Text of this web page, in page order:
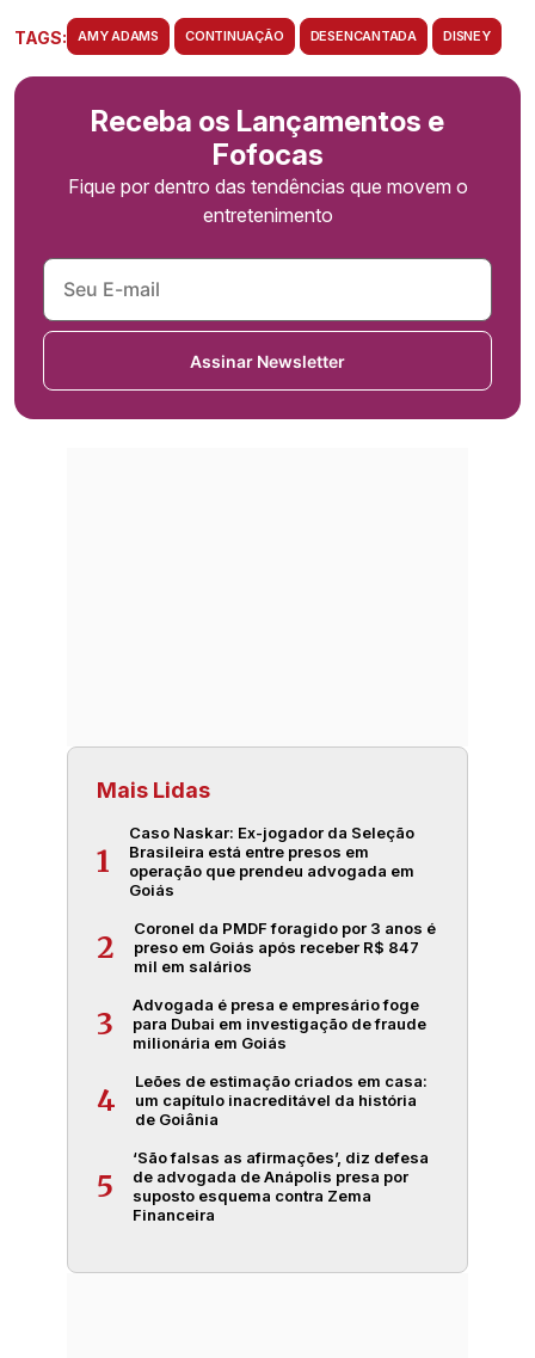
TAGS: AMY ADAMS CONTINUAÇÃO DESENCANTADA DISNEY
Receba os Lançamentos e
Fofocas
Fique por dentro das tendências que movem o
entretenimento
Assinar Newsletter
Mais Lidas
1
Caso Naskar: Ex-jogador da Seleção
Brasileira está entre presos em
operação que prendeu advogada em
Goiás
2
Coronel da PMDF foragido por 3 anos é
preso em Goiás após receber R$ 847
mil em salários
3
Advogada é presa e empresário foge
para Dubai em investigação de fraude
milionária em Goiás
4
Leões de estimação criados em casa:
um capítulo inacreditável da história
de Goiânia
5
‘São falsas as afirmações’, diz defesa
de advogada de Anápolis presa por
suposto esquema contra Zema
Financeira